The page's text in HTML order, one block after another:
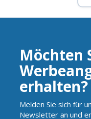
Möchten
erhalten?
Melden Sie sich für
Newsletter an und